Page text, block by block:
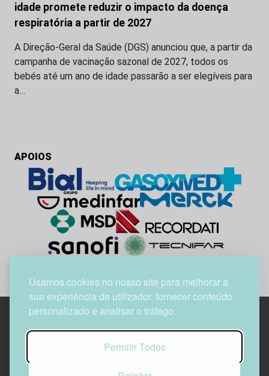
Usamos cookies no nosso site para melhorar a
sua experiência de utilizador, fornecer conteúdo
personalizado e analisar o tráfego.
Permitir Todos
idade promete reduzir o impacto da doença
respiratória a partir de 2027
A Direção-Geral da Saúde (DGS) anunciou que, a partir da
campanha de vacinação sazonal de 2027, todos os
bebés até um ano de idade passarão a ser elegíveis para
a…
APOIOS
Edif. Lisboa Oriente | Av. Infante D. Henrique, n.º 333H, esc.
1800-282 Lisboa | Portugal